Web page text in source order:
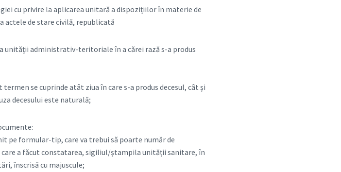
cu privire la aplicarea unitară a dispozițiilor în materie de
actele de stare civilă, republicată
unității administrativ-teritoriale în a cărei rază s-a produs
se cuprinde atât ziua în care s-a produs decesul, cât și
decesului este naturală;
pe formular-tip, care va trebui să poarte număr de
a făcut constatarea, sigiliul/ștampila unității sanitare, în
înscrisă cu majuscule;